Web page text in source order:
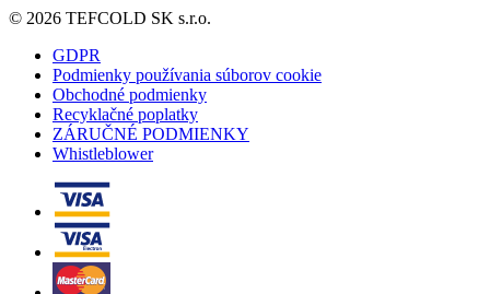
© 2026 TEFCOLD SK s.r.o.
GDPR
Podmienky používania súborov cookie
Obchodné podmienky
Recyklačné poplatky
ZÁRUČNÉ PODMIENKY
Whistleblower